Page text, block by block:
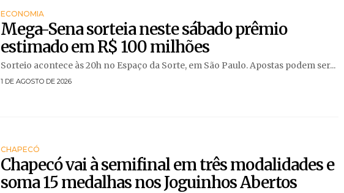
ECONOMIA
Mega-Sena sorteia neste sábado prêmio
estimado em R$ 100 milhões
Sorteio acontece às 20h no Espaço da Sorte, em São Paulo. Apostas podem ser...
1 DE AGOSTO DE 2026
CHAPECÓ
Chapecó vai à semifinal em três modalidades e
soma 15 medalhas nos Joguinhos Abertos